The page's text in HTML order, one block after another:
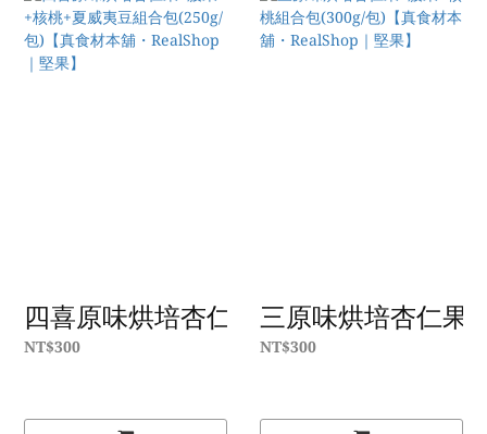
四喜原味烘培杏仁果+腰果+核桃+夏威夷
NT$300
三原味烘培杏仁果+
NT$300